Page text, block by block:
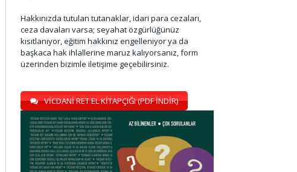
Hakkınızda tutulan tutanaklar, idari para cezaları,
ceza davaları varsa; seyahat özgürlüğünüz
kısıtlanıyor, eğitim hakkınız engelleniyor ya da
başkaca hak ihlallerine maruz kalıyorsanız, form
üzerinden bizimle iletişime geçebilirsiniz.
VİCDANİ RET EL KİTAPÇIĞI (PDF İNDİR)